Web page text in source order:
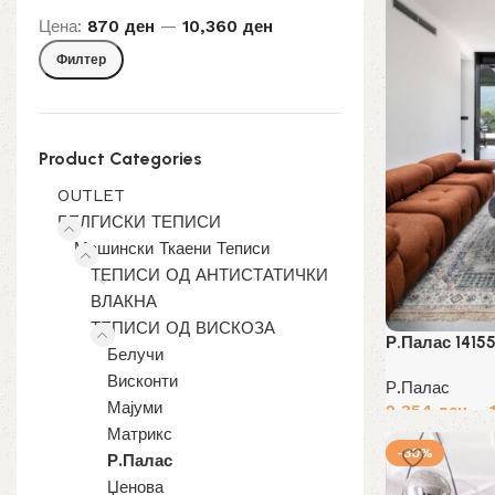
Мин.
цена
Макс.
цена
Филтер
Цена: 870 ден — 10,360 ден
Product Categories
OUTLET
БЕЛГИСКИ ТЕПИСИ
Машински Ткаени Теписи
ТЕПИСИ ОД АНТИСТАТИЧКИ
ВЛАКНА
ТЕПИСИ ОД ВИСКОЗА
Белучи
Висконти
Мајуми
Матрикс
Р.Палас
Џенова
Р.Палас
Р.Палас
2,354 ден –
Избери опции
-30%